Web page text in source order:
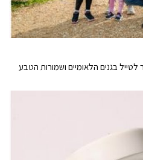
בגנים הלאומיים ושמורות הטבע